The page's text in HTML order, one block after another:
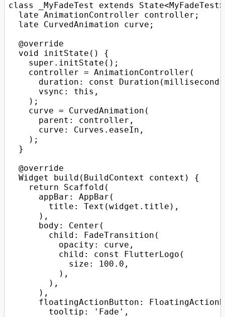
class _MyFadeTest extends
  late AnimationController controller;
  late CurvedAnimation curve;
  @override
  void initState() {
    super.initState();
    controller = AnimationController(
duration: const
      vsync: this,
    );
    curve = CurvedAnimation(
      parent: controller,
      curve: Curves.easeIn,
    );
  }
  @override
  Widget build(BuildContext context) {
    return Scaffold(
      appBar: AppBar(
        title: Text(widget.title),
      ),
      body: Center(
        child: FadeTransition(
          opacity: curve,
          child: const FlutterLogo(
            size: 100.0,
          ),
        ),
      ),
floatingActionButton:
        tooltip: 'Fade',